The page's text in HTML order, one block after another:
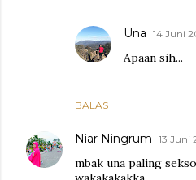
BALAS
Una 14 Juni
Apaan sih...
Niar Ningrum 13 Juni
mbak una paling